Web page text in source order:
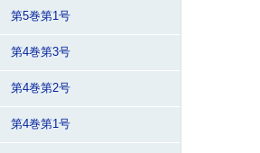
第5巻第1号
第4巻第3号
第4巻第2号
第4巻第1号